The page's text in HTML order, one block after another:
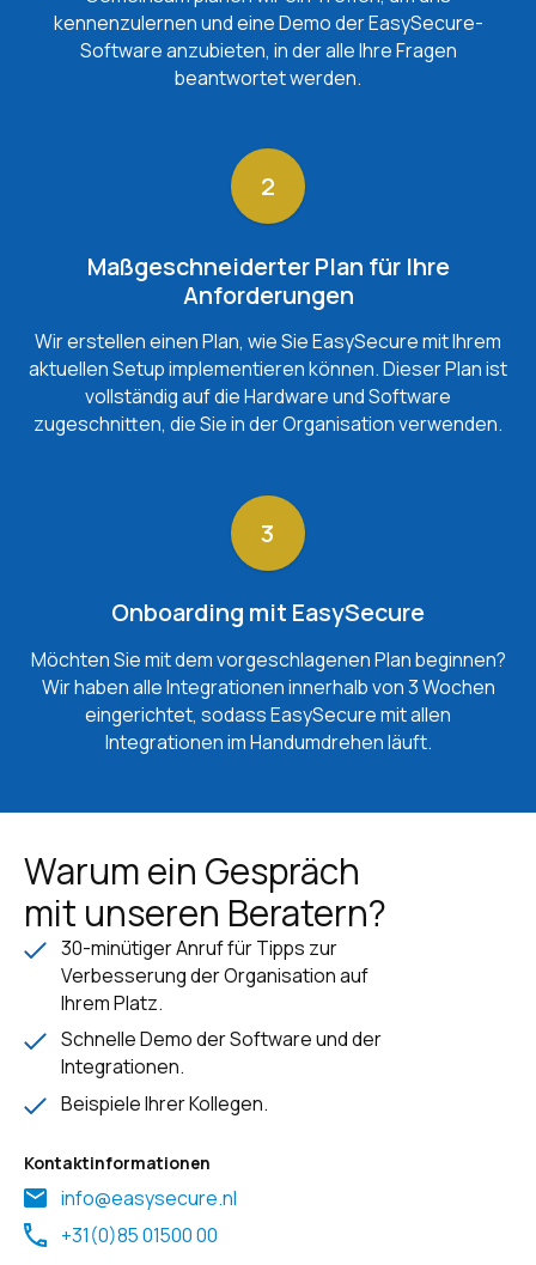
kennenzulernen und eine Demo der EasySecure-
Software anzubieten, in der alle Ihre Fragen
beantwortet werden.
2
Maßgeschneiderter Plan für Ihre
Anforderungen
Wir erstellen einen Plan, wie Sie EasySecure mit Ihrem
aktuellen Setup implementieren können. Dieser Plan ist
vollständig auf die Hardware und Software
zugeschnitten, die Sie in der Organisation verwenden.
3
Onboarding mit EasySecure
Möchten Sie mit dem vorgeschlagenen Plan beginnen?
Wir haben alle Integrationen innerhalb von 3 Wochen
eingerichtet, sodass EasySecure mit allen
Integrationen im Handumdrehen läuft.
Warum ein Gespräch
mit unseren Beratern?
30-minütiger Anruf für Tipps zur
Verbesserung der Organisation auf
Ihrem Platz.
Schnelle Demo der Software und der
Integrationen.
Beispiele Ihrer Kollegen.
Kontaktinformationen
info@easysecure.nl
+31(0)85 01500 00